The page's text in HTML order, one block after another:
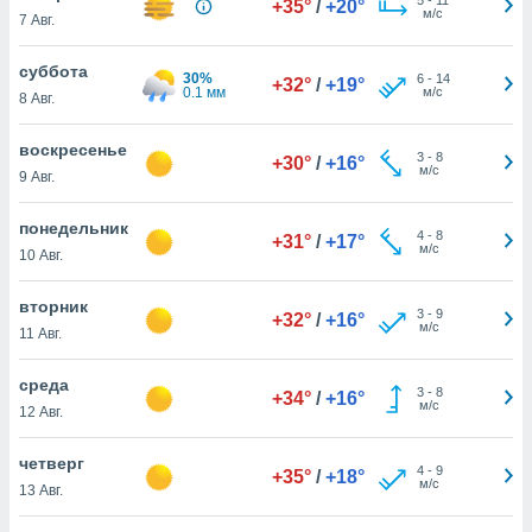
действия
рекламу
нашей
cookie
cookie
в
нашего
7 Авг.
+35° / +20°
м/с
суббота
8 Авг.
30%
0.1 мм
+32° / +19° 6- 14
м/с
воскресенье
9 Авг.
+30° / +16° 3- 8
м/с
понедельник
10 Авг.
+31° / +17° 4- 8
м/с
вторник
11 Авг.
+32° / +16° 3- 9
м/с
среда
12 Авг.
+34° / +16° 3- 8
м/с
четверг
13 Авг.
+35° / +18° 4- 9
м/с